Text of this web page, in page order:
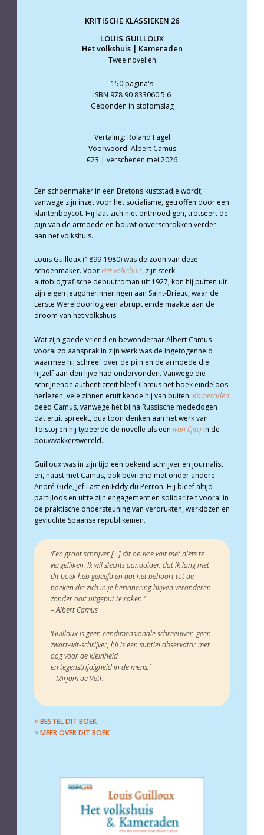
KRITISCHE KLASSIEKEN 26
LOUIS GUILLOUX
Het volkshuis | Kameraden
Twee novellen
150 pagina's
ISBN 978 90 833060 5 6
Gebonden in stofomslag
Vertaling: Roland Fagel
Voorwoord: Albert Camus
€23 | verschenen mei 2026
Een schoenmaker in een Bretons kuststadje wordt,
vanwege zijn inzet voor het socialisme, getroffen door een
klantenboycot. Hij laat zich niet ontmoedigen, trotseert de
pijn van de armoede en bouwt onverschrokken verder
aan het volkshuis.
Louis Guilloux (1899-1980) was de zoon van deze
schoenmaker. VoorHet volkshuis, zijn sterk
autobiografische debuutroman uit 1927, kon hij putten uit
zijn eigen jeugdherinneringen aan Saint-Brieuc, waar de
Eerste Wereldoorlog een abrupt einde maakte aan de
droom van het volkshuis.
Wat zijn goede vriend en bewonderaar Albert Camus
vooral zo aansprak in zijn werk was de ingetogenheid
waarmee hij schreef over de pijn en de armoede die
hijzelf aan den lijve had ondervonden. Vanwege die
schrijnende authenticiteit bleef Camus het boek eindeloos
herlezen: vele zinnen eruit kende hij van buiten. Kameraden
deed Camus, vanwege het bijna Russische mededogen
dat eruit spreekt, qua toon denken aan het werk van
Tolstoj en hij typeerde de novelle als een Ivan Iljitsjin de
bouwvakkerswereld.
Guilloux was in zijn tijd een bekend schrijver en journalist
en, naast met Camus, ook bevriend met onder andere
André Gide, Jef Last en Eddy du Perron. Hij bleef altijd
partijloos en uitte zijn engagement en solidariteit vooral in
de praktische ondersteuning van verdrukten, werklozen en
gevluchte Spaanse republikeinen.
‘Een groot schrijver […] dit oeuvre valt met niets te
vergelijken. Ik wil slechts aanduiden dat ik lang met
dit boek heb geleefd en dat het behoort tot de
boeken die zich in je herinnering blijven veranderen
zonder ooit uitgeput te raken.’
– Albert Camus
‘Guilloux is geen eendimensionale schreeuwer, geen
zwart-wit-schrijver, hij is een subtiel observator met
oog voor de kleinheid
en tegenstrijdigheid in de mens.’
– Mirjam de Veth
> BESTEL DIT BOEK
> MEER OVER DIT BOEK